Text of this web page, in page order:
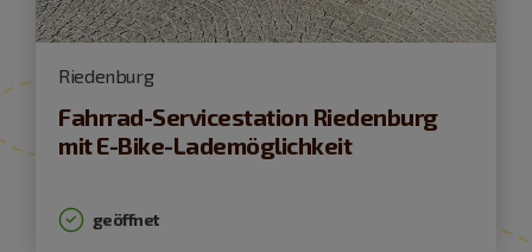
Riedenburg
Fahrrad-Servicestation Riedenburg
mit E-Bike-Lademöglichkeit
geöffnet